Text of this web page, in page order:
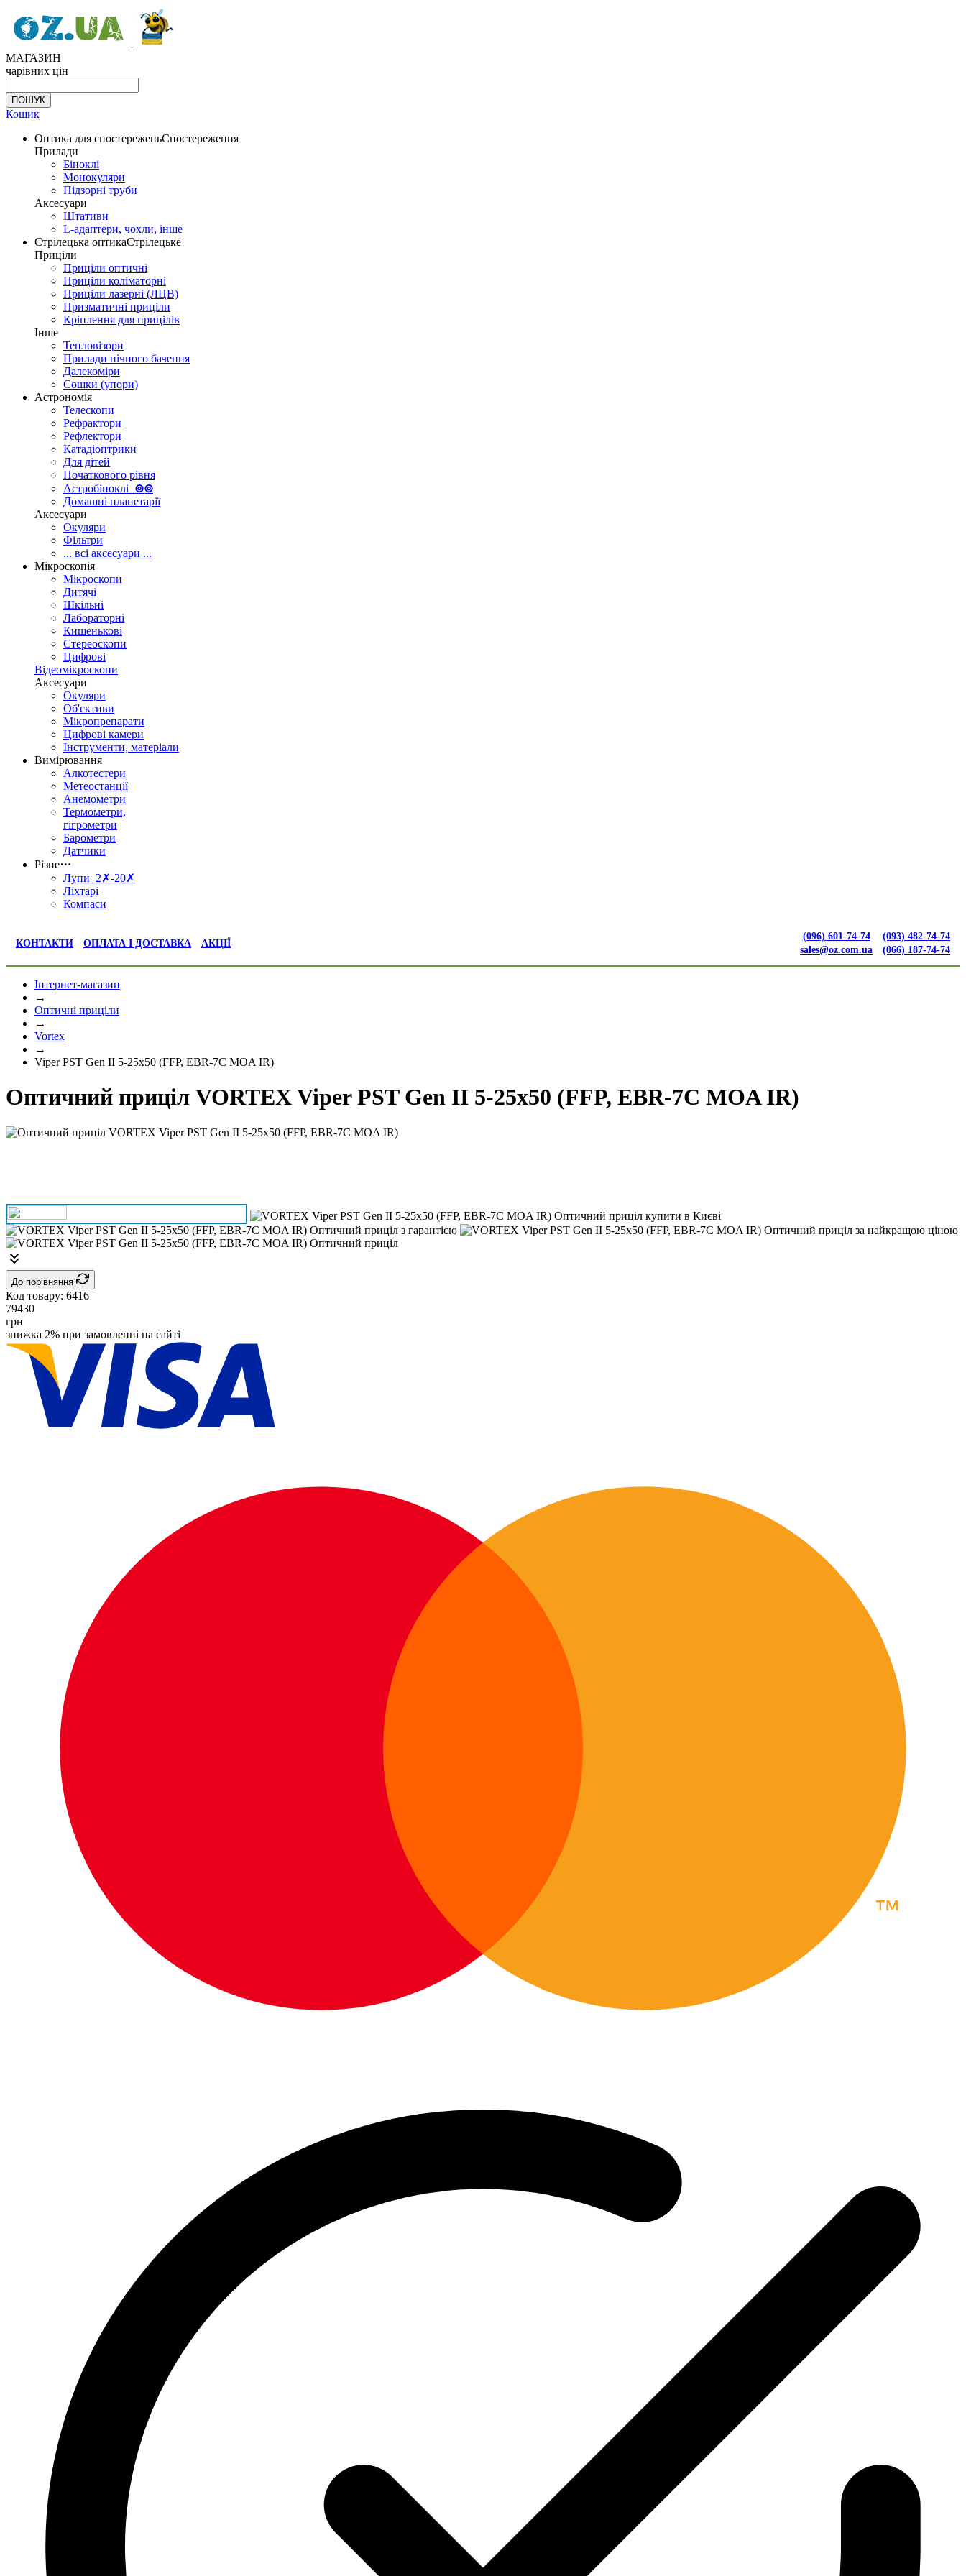
МАГАЗИН
чарівних цін
Кошик
Оптика для спостереженьСпостереження
Прилади
Біноклі
Монокуляри
Підзорні труби
Аксесуари
Штативи
L-адаптери, чохли, інше
Стрілецька оптикаСтрілецьке
Приціли
Приціли оптичні
Приціли коліматорні
Приціли лазерні (ЛЦВ)
Призматичні приціли
Кріплення для прицілів
Інше
Тепловізори
Прилади нічного бачення
Далекоміри
Сошки (упори)
Астрономія
Телескопи
Рефрактори
Рефлектори
Катадіоптрики
Для дітей
Початкового рівня
Астробіноклі ⊚⊚
Домашні планетарії
Аксесуари
Окуляри
Фільтри
... всі аксесуари ...
Мікроскопія
Мікроскопи
Дитячі
Шкільні
Лабораторні
Кишенькові
Стереоскопи
Цифрові
Відеомікроскопи
Аксесуари
Окуляри
Об'єктиви
Мікропрепарати
Цифрові камери
Інструменти, матеріали
Вимірювання
Алкотестери
Метеостанції
Анемометри
Термометри,
гігрометри
Барометри
Датчики
Різне⋯
Лупи 2✗-20✗
Ліхтарі
Компаси
КОНТАКТИ ОПЛАТА І ДОСТАВКА АКЦІЇ
(096) 601-74-74
sales@oz.com.ua
(093) 482-74-74
(066) 187-74-74
Інтернет-магазин
→
Оптичні приціли
→
Vortex
→
Viper PST Gen II 5-25x50 (FFP, EBR-7C MOA IR)
Оптичний приціл VORTEX Viper PST Gen II 5-25x50 (FFP, EBR-7C MOA IR)
До порівняння
Код товару: 6416
79430
грн
знижка 2% при замовленні на сайті